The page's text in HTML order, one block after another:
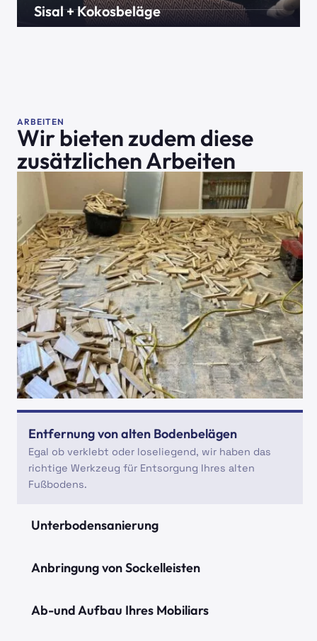
Sisal + Kokosbeläge
Im Treppenhaus, als Auslegware oder als Fußmatte.
ARBEITEN
Wir bieten zudem diese
zusätzlichen Arbeiten
Entfernung von alten Bodenbelägen
Egal ob verklebt oder loseliegend, wir haben das
richtige Werkzeug für Entsorgung Ihres alten
Fußbodens.
Unterbodensanierung
Unterboden und sorgen dafür, dass ihr neuer Belag
Anbringung von Sockelleisten
oder MDF, mit Acryl oder ohne? Sockelleisten sind
das I-Tüpfelchen für ein gutes Ergebnis bei einer
Ab-und Aufbau Ihres Mobiliars